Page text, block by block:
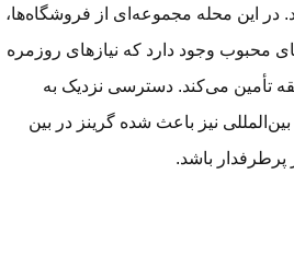
در این محله مجموعه‌ای از فروشگاه‌ها،
وجود دارد که نیازهای روزمره
تأمین می‌کند. دسترسی نزدیک به
نیز باعث شده گرینز در بین
باشد.